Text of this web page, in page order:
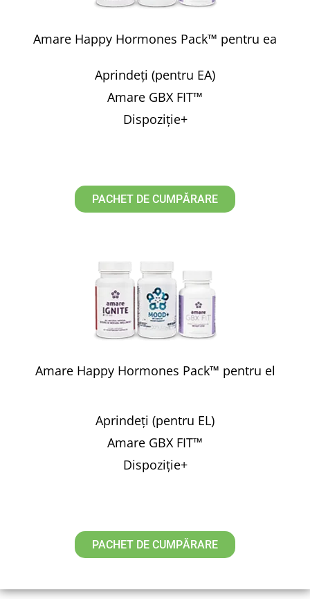
Amare Happy Hormones Pack™ pentru ea
Aprindeți (pentru EA)
Amare GBX FIT™
Dispoziție+
PACHET DE CUMPĂRARE
Amare Happy Hormones Pack™ pentru el
Aprindeți (pentru EL)
Amare GBX FIT™
Dispoziție+
PACHET DE CUMPĂRARE